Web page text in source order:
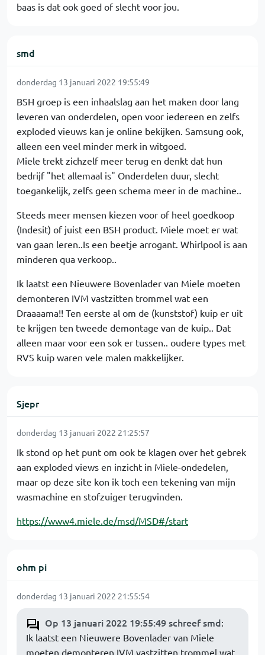
baas is dat ook goed of slecht voor jou.
smd
donderdag 13 januari 2022 19:55:49
BSH groep is een inhaalslag aan het maken door lang
leveren van onderdelen, open voor iedereen en zelfs
exploded vieuws kan je online bekijken. Samsung ook,
alleen een veel minder merk in witgoed.
Miele trekt zichzelf meer terug en denkt dat hun
bedrijf "het allemaal is" Onderdelen duur, slecht
toegankelijk, zelfs geen schema meer in de machine..
Steeds meer mensen kiezen voor of heel goedkoop
(Indesit) of juist een BSH product. Miele moet er wat
van gaan leren..Is een beetje arrogant. Whirlpool is aan
minderen qua verkoop..
Ik laatst een Nieuwere Bovenlader van Miele moeten
demonteren IVM vastzitten trommel wat een
Draaaama!! Ten eerste al om de (kunststof) kuip er uit
te krijgen ten tweede demontage van de kuip.. Dat
alleen maar voor een sok er tussen.. oudere types met
RVS kuip waren vele malen makkelijker.
Sjepr
donderdag 13 januari 2022 21:25:57
Ik stond op het punt om ook te klagen over het gebrek
aan exploded views en inzicht in Miele-ondedelen,
maar op deze site kon ik toch een tekening van mijn
wasmachine en stofzuiger terugvinden.
https://www4.miele.de/msd/MSD#/start
ohm pi
donderdag 13 januari 2022 21:55:54
Op 13 januari 2022 19:55:49 schreef smd:
Ik laatst een Nieuwere Bovenlader van Miele
moeten demonteren IVM vastzitten trommel wat